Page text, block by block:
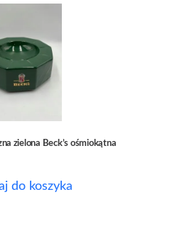
zielona Beck’s ośmiokątna
do koszyka